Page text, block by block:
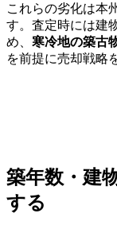
これらの劣化は本
す。査定時には建
め、 寒冷地の築古
を前提に売却戦略
築年数・建
する